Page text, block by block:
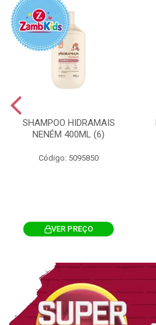
SHAMPOO HIDRAMAIS
NENÉM 400ML (6)
Código: 5095850
VER PREÇO